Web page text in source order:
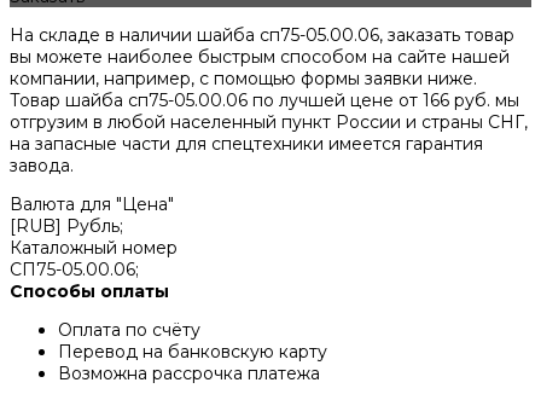
На складе в наличии шайба сп75-05.00.06, заказать товар
вы можете наиболее быстрым способом на сайте нашей
компании, например, с помощью формы заявки ниже.
Товар шайба сп75-05.00.06 по лучшей цене от 166 руб. мы
отгрузим в любой населенный пункт России и страны СНГ,
на запасные части для спецтехники имеется гарантия
завода.
Валюта для "Цена"
[RUB] Рубль;
Каталожный номер
СП75-05.00.06;
Способы оплаты
Оплата по счёту
Перевод на банковскую карту
Возможна рассрочка платежа